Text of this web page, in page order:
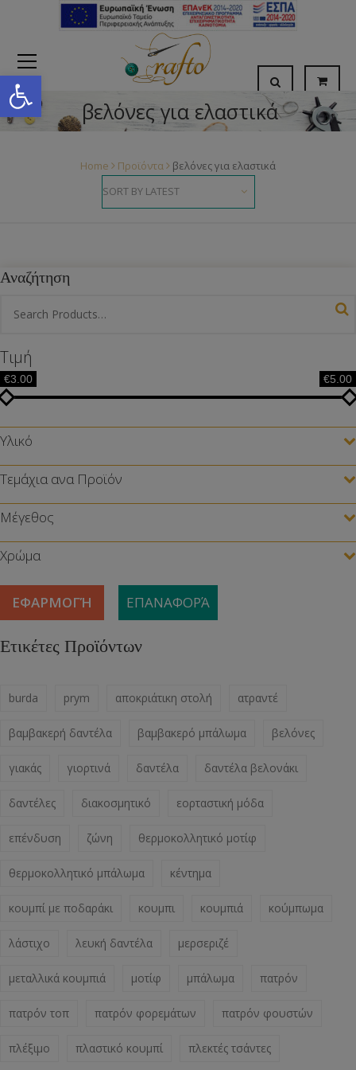
Open toolbar
βελόνες για ελαστικά
Home Προϊόντα βελόνες για ελαστικά
Αναζήτηση
Τιμή
€3.00 €5.00
Υλικό
Τεμάχια ανα Προϊόν
Μέγεθος
Χρώμα
ΕΦΑΡΜΟΓΉ ΕΠΑΝΑΦΟΡΆ
Ετικέτες Προϊόντων
burda prym αποκριάτικη στολή ατραντέ
βαμβακερή δαντέλα βαμβακερό μπάλωμα βελόνες
γιακάς γιορτινά δαντέλα δαντέλα βελονάκι
δαντέλες διακοσμητικό εορταστική μόδα
επένδυση ζώνη θερμοκολλητικό μοτίφ
θερμοκολλητικό μπάλωμα κέντημα
κουμπί με ποδαράκι κουμπι κουμπιά κούμπωμα
λάστιχο λευκή δαντέλα μερσεριζέ
μεταλλικά κουμπιά μοτίφ μπάλωμα πατρόν
πατρόν τοπ πατρόν φορεμάτων πατρόν φουστών
πλέξιμο πλαστικό κουμπί πλεκτές τσάντες